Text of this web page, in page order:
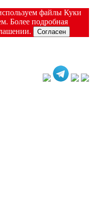
файлы Куки
Более подробная
Согласен